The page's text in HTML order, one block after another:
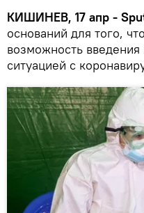
КИШИНЕВ, 17 апр -
оснований для того,
возможность введения
ситуацией с